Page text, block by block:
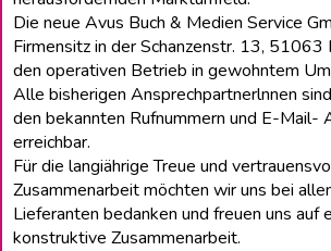
Die neue Avus Buch & Medien Service
Firmensitz in der Schanzenstr. 13,
den operativen Betrieb in gewohntem
Alle bisherigen Ansprechpartnerlnnen
den bekannten Rufnummern und E-Mail-
erreichbar.
Für die langiährige Treue und
Zusammenarbeit möchten wir uns bei
Lieferanten bedanken und freuen uns auf
konstruktive Zusammenarbeit.